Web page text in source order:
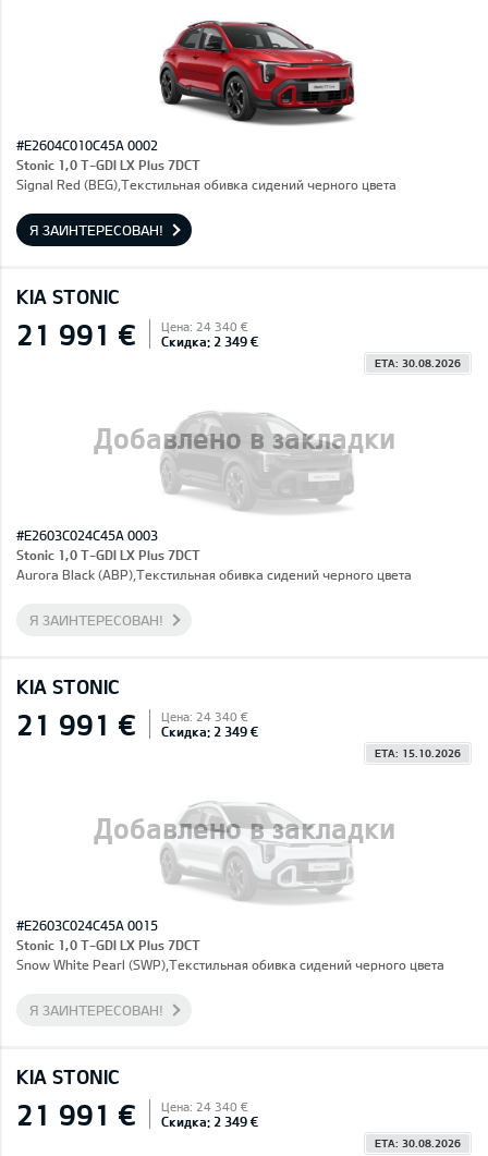
#E2604C010C45A 0002
Stonic 1,0 T-GDI LX Plus 7DCT
Signal Red (BEG),Текстильная обивка сидений черного цвета
Я ЗАИНТЕРЕСОВАН!
KIA STONIC
Добавлено в закладки
21 991 € Цена: 24 340 €
Скидка: 2 349 €
ETA: 30.08.2026
#E2603C024C45A 0003
Stonic 1,0 T-GDI LX Plus 7DCT
Aurora Black (ABP),Текстильная обивка сидений черного цвета
Я ЗАИНТЕРЕСОВАН!
KIA STONIC
Добавлено в закладки
21 991 € Цена: 24 340 €
Скидка: 2 349 €
ETA: 15.10.2026
#E2603C024C45A 0015
Stonic 1,0 T-GDI LX Plus 7DCT
Snow White Pearl (SWP),Текстильная обивка сидений черного цвета
Я ЗАИНТЕРЕСОВАН!
KIA STONIC
21 991 € Цена: 24 340 €
Скидка: 2 349 €
ETA: 30.08.2026